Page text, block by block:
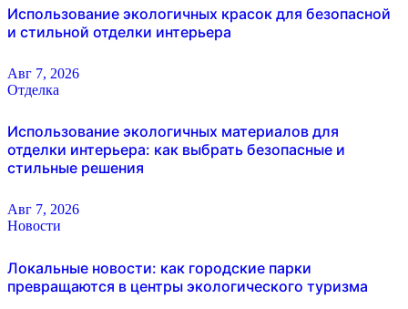
Использование экологичных красок для безопасной
и стильной отделки интерьера
Авг 7, 2026
Отделка
Использование экологичных материалов для
отделки интерьера: как выбрать безопасные и
стильные решения
Авг 7, 2026
Новости
Локальные новости: как городские парки
превращаются в центры экологического туризма